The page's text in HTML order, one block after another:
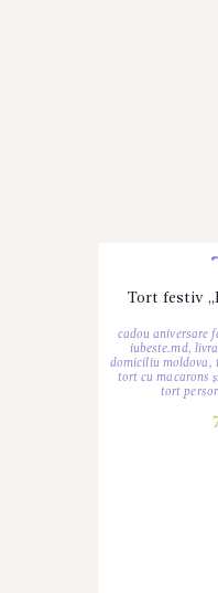
Tort festiv
cadou aniversare
iubeste.md,
domiciliu moldova,
tort cu macarons
tort